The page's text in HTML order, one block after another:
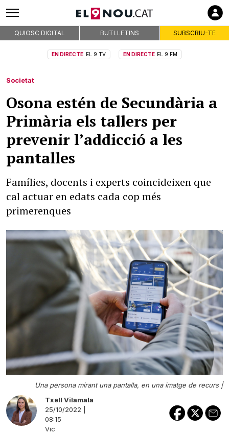
QUIOSC DIGITAL BUTLLETINS SUBSCRIU-TE
EN DIRECTE EL 9 TV EN DIRECTE EL 9 FM
Societat
Osona estén de Secundària a
Primària els tallers per
prevenir l’addicció a les
pantalles
Famílies, docents i experts coincideixen que
cal actuar en edats cada cop més
primerenques
Una persona mirant una pantalla, en una imatge de recurs |
Txell Vilamala
25/10/2022 |
08:15
Vic